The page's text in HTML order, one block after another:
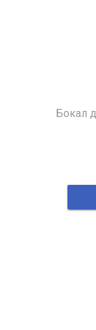
Бокал